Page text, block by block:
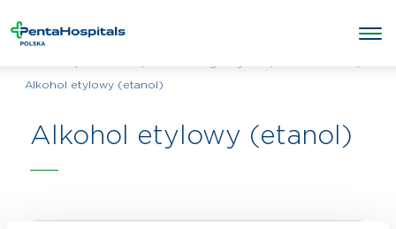
Alkohol etylowy (etanol)
Alkohol etylowy (etanol)